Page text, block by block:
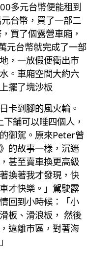
多元台幣便能租到
台幣，買了一部二
買了個露營車廂，
元台幣就完成了一部
，一放假便衝出市
。車廂空間大約六
擺了塊沙板
卡到腳的風火輪。
舖可以睡四個人，
御駕。原來Peter曾
的故事一樣，沉迷
甚至賣車換更高級
換著我才發現，快
才快樂。」駕駛露
回到小時候：「小
板、滑浪板， 然後
遠離市區，對著海